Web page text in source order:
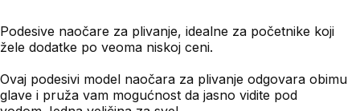
Podesive naočare za plivanje, idealne za početnike koji
žele dodatke po veoma niskoj ceni.
Ovaj podesivi model naočara za plivanje odgovara obimu
glave i pruža vam mogućnost da jasno vidite pod